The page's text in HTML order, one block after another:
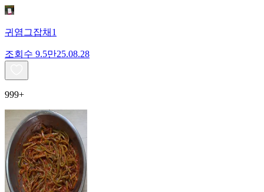
귀염그잡채1
조회수 9.5만25.08.28
999+